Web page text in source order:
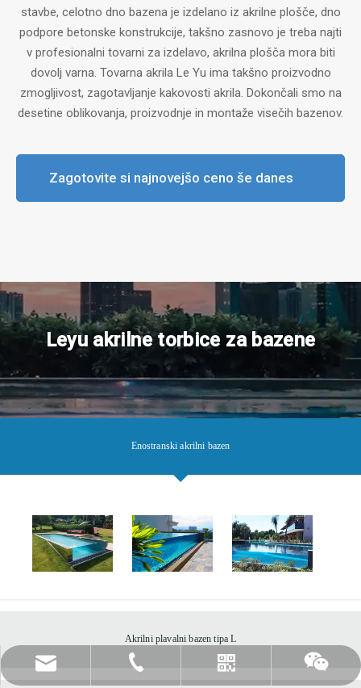
stavbe, celotno dno bazena je izdelano iz akrilne plošče, dno
podpore betonske konstrukcije, takšno zasnovo je treba najti
v profesionalni tovarni za izdelavo, akrilna plošča mora biti
dovolj varna. Tovarna akrila Le Yu ima takšno proizvodno
zmogljivost, zagotavljanje kakovosti akrila. Dokončali smo na
desetine oblikovanja, proizvodnje in montaže visečih bazenov.
Zagotovite si najnovejšo ceno še danes
Leyu akrilne torbice za bazene
Enostranski akrilni bazen
Akrilni plavalni bazen tipa L
leyu02@leyuacrylic.com
+86- 13584439533